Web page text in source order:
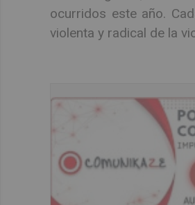
ocurridos este año.
violenta y radical de la